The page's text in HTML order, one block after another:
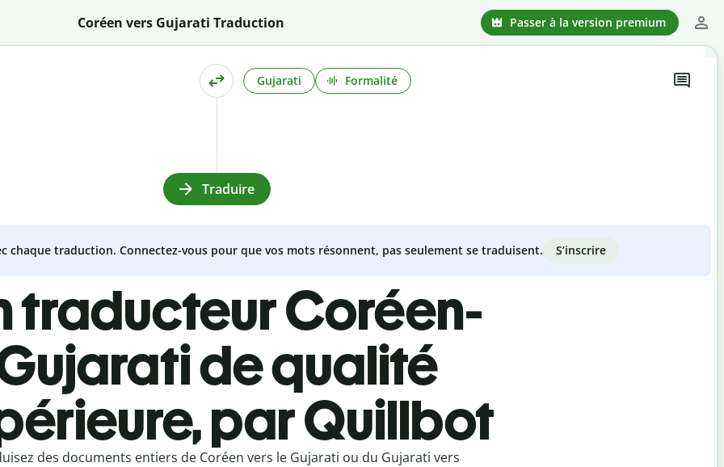
Coréen vers Gujarati Traduction Passer à la version premium
Gujarati Formalité
Traduire
chaque traduction. Connectez-vous pour que vos mots résonnent, pas seulement se traduisent. S’inscrire
traducteur Coréen-
de qualité
par Quillbot
des documents entiers de Coréen vers le Gujarati ou du Gujarati vers